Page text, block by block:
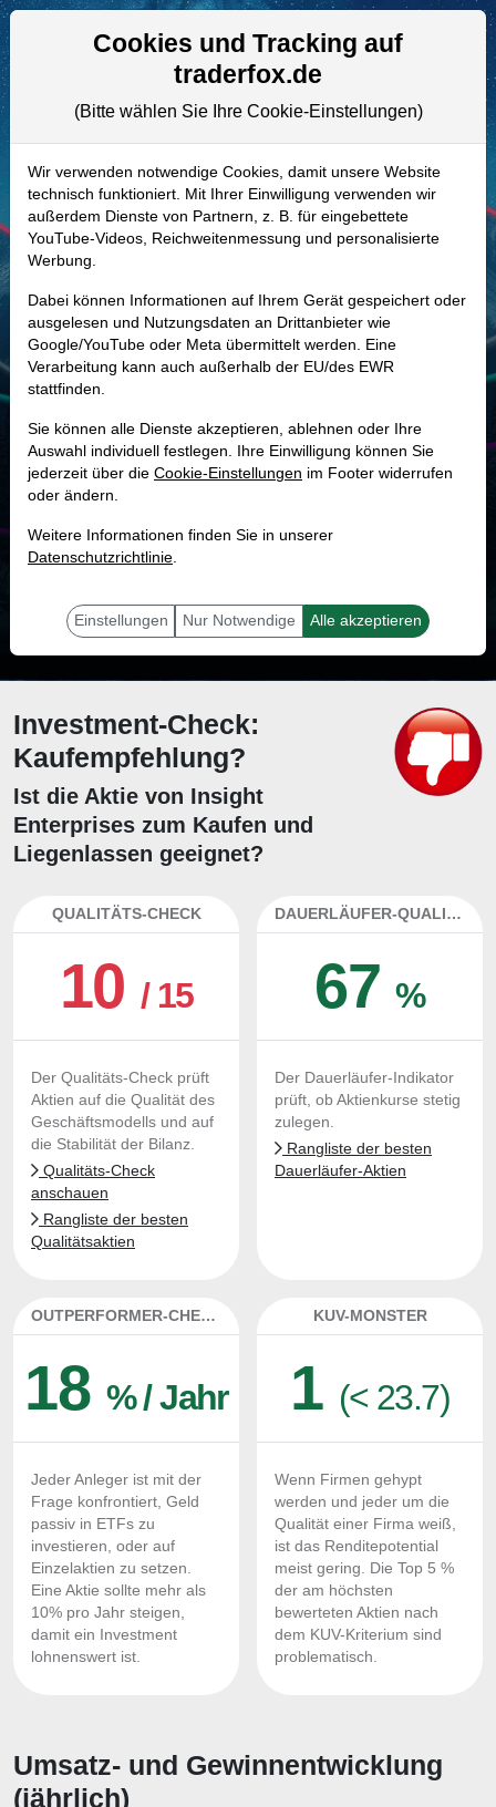
Aktien- und Artikelsuche
909619 | NSIT–Insight Enterprises
Aktie
Realtime-Aktienkurs:
- - -
-
Marktkapitalisierung 4,51 Mrd. USD
Unternehmenswert
Umsatz 8,25 Mrd. USD
38.8 %
mit dieser Aktie erfolgreich sein.
Investment-Check:
Kaufempfehlung?
Ist die Aktie von Insight
Enterprises zum Kaufen und
Liegenlassen geeignet?
QUALITÄTS-CHECK
10 / 15
Der Qualitäts-Check prüft
Aktien auf die Qualität des
Geschäftsmodells und auf
die Stabilität der Bilanz.
Qualitäts-Check
anschauen
Rangliste der besten
Qualitätsaktien
DAUERLÄUFER-QUALITÄTEN
67%
Der Dauerläufer-Indikator
prüft, ob Aktienkurse stetig
zulegen.
Rangliste der besten
Dauerläufer-Aktien
OUTPERFORMER-CHECK
18 % / Jahr
Jeder Anleger ist mit der
Frage konfrontiert, Geld
passiv in ETFs zu
investieren, oder auf
Einzelaktien zu setzen.
Eine Aktie sollte mehr als
10% pro Jahr steigen,
damit ein Investment
lohnenswert ist.
KUV-MONSTER
1 (< 23.7)
Wenn Firmen gehypt
werden und jeder um die
Qualität einer Firma weiß,
ist das Renditepotential
meist gering. Die Top 5 %
der am höchsten
bewerteten Aktien nach
dem KUV-Kriterium sind
problematisch.
Umsatz- und Gewinnentwicklung
(jährlich)
Cookies und Tracking auf
traderfox.de
(Bitte wählen Sie Ihre Cookie-Einstellungen)
Wir verwenden notwendige Cookies, damit unsere Website
technisch funktioniert. Mit Ihrer Einwilligung verwenden wir
außerdem Dienste von Partnern, z. B. für eingebettete
YouTube-Videos, Reichweitenmessung und personalisierte
Werbung.
Dabei können Informationen auf Ihrem Gerät gespeichert oder
ausgelesen und Nutzungsdaten an Drittanbieter wie
Google/YouTube oder Meta übermittelt werden. Eine
Verarbeitung kann auch außerhalb der EU/des EWR
stattfinden.
Sie können alle Dienste akzeptieren, ablehnen oder Ihre
Auswahl individuell festlegen. Ihre Einwilligung können Sie
jederzeit über die Cookie-Einstellungen im Footer widerrufen
oder ändern.
Weitere Informationen finden Sie in unserer
Datenschutzrichtlinie.
Einstellungen Nur Notwendige Alle akzeptieren